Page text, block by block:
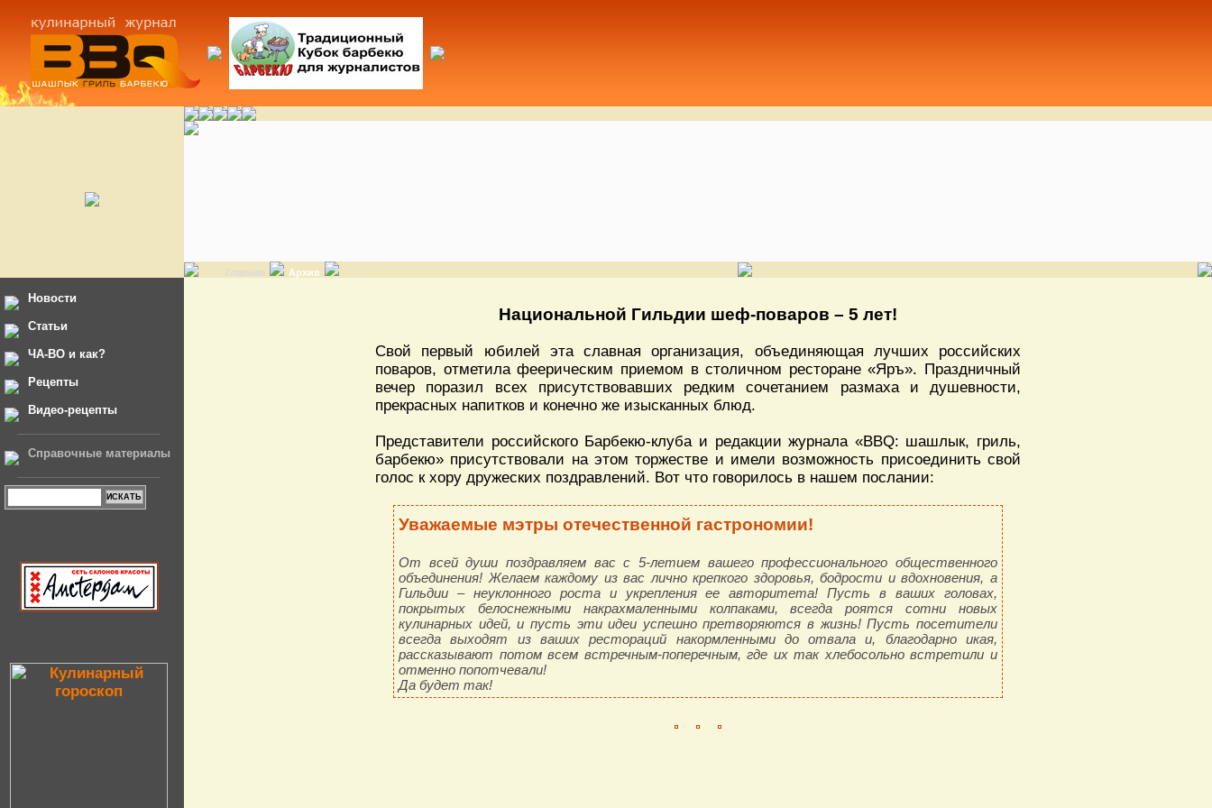
Главная Архив
Новости
Статьи
ЧА-ВО и как?
Рецепты
Видео-рецепты
Справочные материалы
Национальной Гильдии шеф-поваров – 5 лет!
Свой первый юбилей эта славная организация, объединяющая лучших российских
поваров, отметила феерическим приемом в столичном ресторане «Яръ». Праздничный
вечер поразил всех присутствовавших редким сочетанием размаха и душевности,
прекрасных напитков и конечно же изысканных блюд.
Представители российского Барбекю-клуба и редакции журнала «BBQ: шашлык, гриль,
барбекю» присутствовали на этом торжестве и имели возможность присоединить свой
голос к хору дружеских поздравлений. Вот что говорилось в нашем послании:
Уважаемые мэтры отечественной гастрономии!
От всей души поздравляем вас с 5-летием вашего профессионального общественного
объединения! Желаем каждому из вас лично крепкого здоровья, бодрости и вдохновения, а
Гильдии – неуклонного роста и укрепления ее авторитета! Пусть в ваших головах,
покрытых белоснежными накрахмаленными колпаками, всегда роятся сотни новых
кулинарных идей, и пусть эти идеи успешно претворяются в жизнь! Пусть посетители
всегда выходят из ваших рестораций накормленными до отвала и, благодарно икая,
рассказывают потом всем встречным-поперечным, где их так хлебосольно встретили и
отменно попотчевали!
Да будет так!